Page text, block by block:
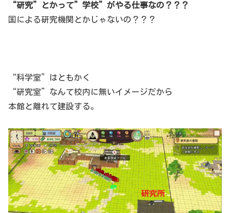
“研究”とかって”学校”がやる仕事なの？？？
国による研究機関とかじゃないの？？？
“科学室”はともかく
“研究室”なんて校内に無いイメージだから
本館と離れて建設する。